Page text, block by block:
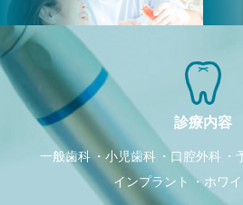
診療内容
一般歯科 小児歯科 口腔外科
インプラント
ホワ